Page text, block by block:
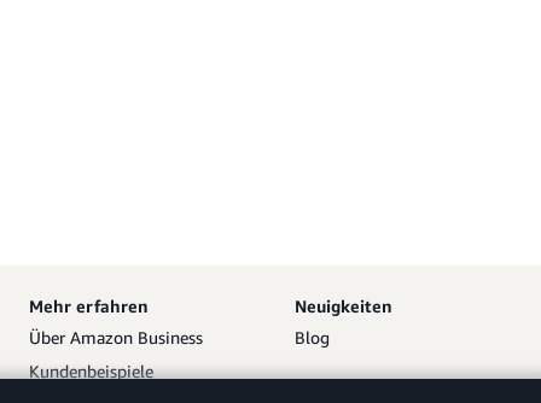
Mehr erfahren
Über Amazon Business
Kundenbeispiele
Neuigkeiten
Blog